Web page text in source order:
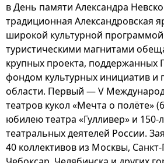
в День памяти Александра
традиционная Александровская
широкой культурной
туристическими магнитами
крупных проекта, поддержанных
фондом культурных инициатив и
области. Первый — V
театров кукол «Мечта о полёте»
юбилею театра «Гулливер» и
театральных деятелей России.
40 коллективов из Москвы,